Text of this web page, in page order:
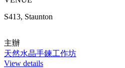
S413, Staunton
主辦
天然水晶手鍊工作坊
View details